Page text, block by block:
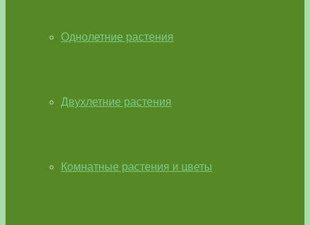
Однолетние растения
Двухлетние растения
Комнатные растения и цветы